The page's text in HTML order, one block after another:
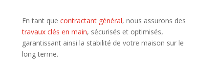
En tant que contractant général, nous assurons des
travaux clés en main, sécurisés et optimisés,
garantissant ainsi la stabilité de votre maison sur le
long terme.